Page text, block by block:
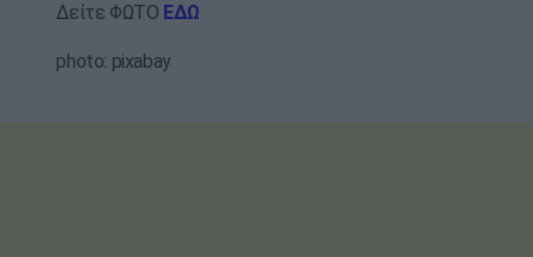
Δείτε ΦΩΤΟ ΕΔΩ
photo: pixabay